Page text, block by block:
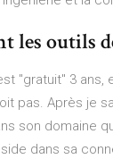
les outils
"gratuit" 3
pas. Après je
son domaine
dans sa